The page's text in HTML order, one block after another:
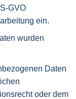
GVO
ein.
wurden
Daten
oder dem